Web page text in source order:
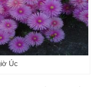
Úc